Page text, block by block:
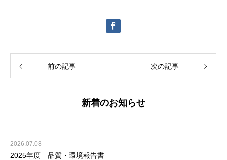
前の記事 次の記事
新着のお知らせ
2026.07.08
2025年度 品質・環境報告書